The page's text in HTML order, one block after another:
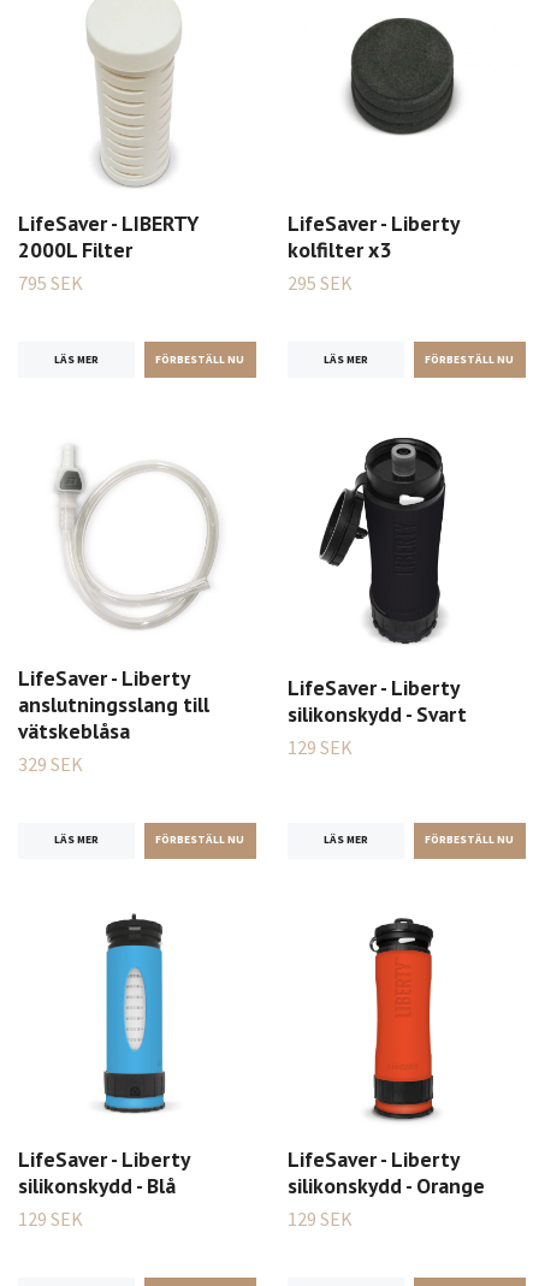
LifeSaver - LIBERTY
2000L Filter
795 SEK
LÄS MER
LifeSaver - Liberty
kolfilter x3
295 SEK
LÄS MER
LifeSaver - Liberty
anslutningsslang till
vätskeblåsa
329 SEK
LÄS MER
LifeSaver - Liberty
silikonskydd - Svart
129 SEK
LÄS MER
LifeSaver - Liberty
silikonskydd - Blå
129 SEK
LifeSaver - Liberty
silikonskydd - Orange
129 SEK